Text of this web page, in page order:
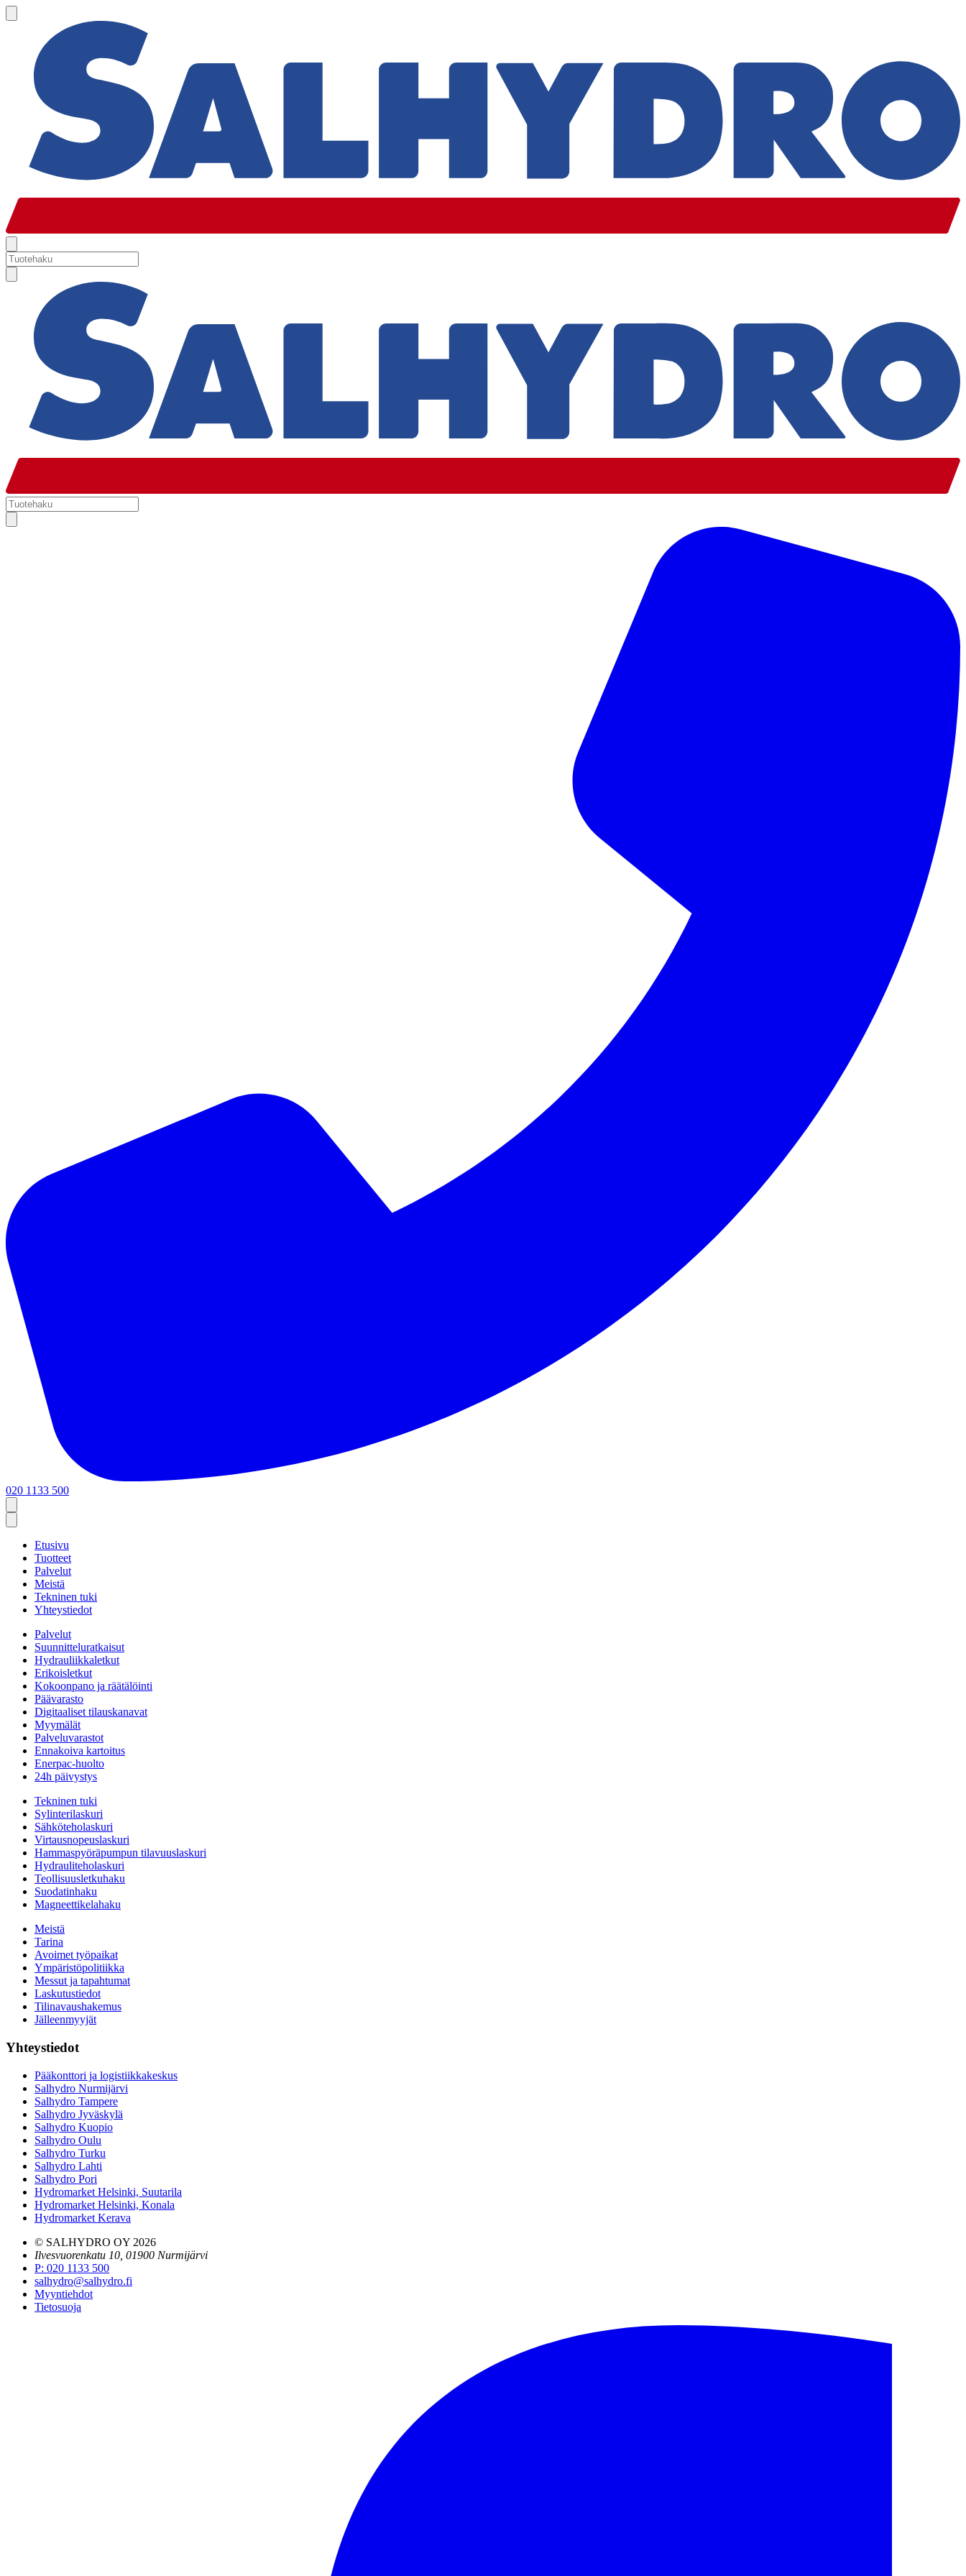
020 1133 500
Etusivu
Tuotteet
Palvelut
Meistä
Tekninen tuki
Yhteystiedot
Palvelut
Suunnitteluratkaisut
Hydrauliikkaletkut
Erikoisletkut
Kokoonpano ja räätälöinti
Päävarasto
Digitaaliset tilauskanavat
Myymälät
Palveluvarastot
Ennakoiva kartoitus
Enerpac-huolto
24h päivystys
Tekninen tuki
Sylinterilaskuri
Sähköteholaskuri
Virtausnopeuslaskuri
Hammaspyöräpumpun tilavuuslaskuri
Hydrauliteholaskuri
Teollisuusletkuhaku
Suodatinhaku
Magneettikelahaku
Meistä
Tarina
Avoimet työpaikat
Ympäristöpolitiikka
Messut ja tapahtumat
Laskutustiedot
Tilinavaushakemus
Jälleenmyyjät
Yhteystiedot
Pääkonttori ja logistiikkakeskus
Salhydro Nurmijärvi
Salhydro Tampere
Salhydro Jyväskylä
Salhydro Kuopio
Salhydro Oulu
Salhydro Turku
Salhydro Lahti
Salhydro Pori
Hydromarket Helsinki, Suutarila
Hydromarket Helsinki, Konala
Hydromarket Kerava
© SALHYDRO OY 2026
Ilvesvuorenkatu 10, 01900 Nurmijärvi
P: 020 1133 500
salhydro@salhydro.fi
Myyntiehdot
Tietosuoja